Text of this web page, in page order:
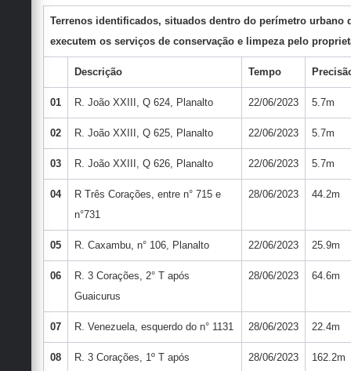
Terrenos identificados, situados dentro do perímetro urbano
executem os serviços de conservação e limpeza pelo
Descrição Tempo
01 R. João XXIII, Q 624, Planalto 22/06/2023 5.7m
02 R. João XXIII, Q 625, Planalto 22/06/2023 5.7m
03 R. João XXIII, Q 626, Planalto 22/06/2023 5.7m
04
R Três Corações, entre n° 715 e
n°731
28/06/2023 44.2m
05 R. Caxambu, n° 106, Planalto 22/06/2023 25.9m
06
R. 3 Corações, 2° T após
Guaicurus
28/06/2023 64.6m
07 R. Venezuela, esquerdo do n° 1131 28/06/2023 22.4m
08
R. 3 Corações, 1º T após
28/06/2023 162.2m